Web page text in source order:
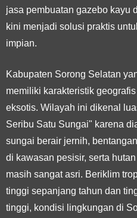
jasa pembuatan gazebo kayu
kini menjadi solusi praktis
impian.
Kabupaten Sorong Selatan
memiliki karakteristik
eksotis. Wilayah ini dikenal
Seribu Satu Sungai" karena
sungai berair jernih,
di kawasan pesisir, serta
masih sangat asri. Beriklim
tinggi sepanjang tahun dan
tinggi, kondisi lingkungan di